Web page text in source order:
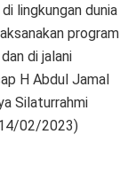
lingkungan dunia
program
di jalani
H Abdul Jamal
Silaturrahmi
02/2023)